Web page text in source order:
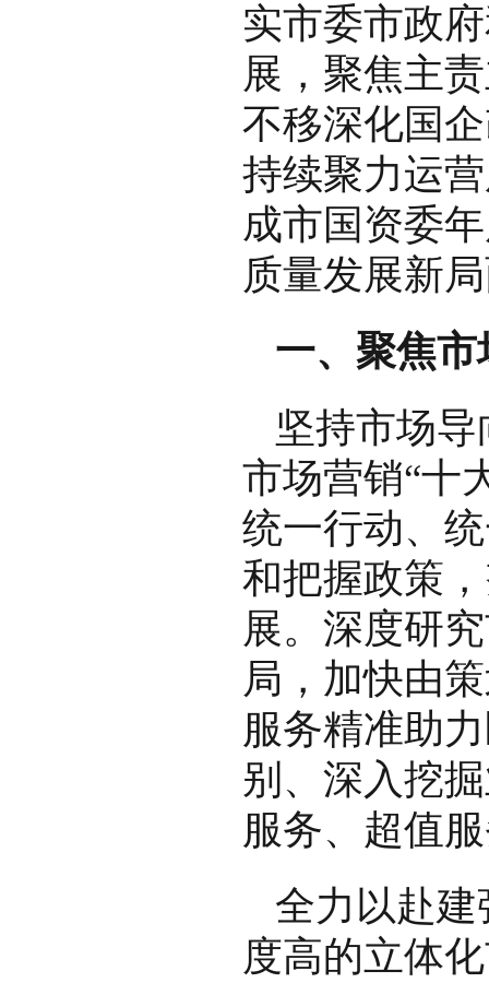
实市委市政
展，聚焦主
不移深化国
持续聚力运
成市国资委
质量发展新
一、聚焦
坚持市场
市场营销“十
统一行动、
和把握政策
展。深度研
局，加快由
服务精准助
别、深入挖
服务、超值
全力以赴
度高的立体